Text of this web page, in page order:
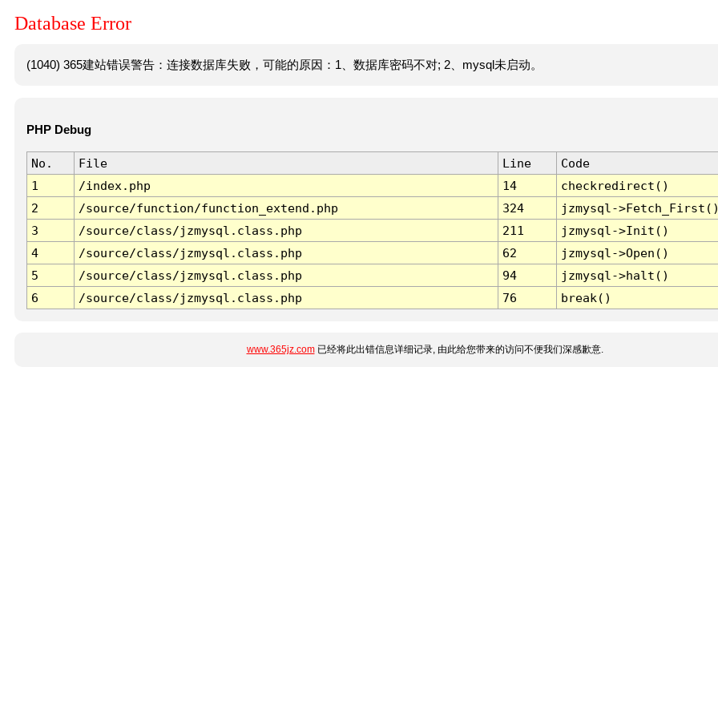
Database Error
(1040) 365建站错误警告：连接数据库失败，可能的原因：1、数据库密码不对; 2、mysql未启动。
PHP Debug
No. File Line
Code
1
/index.php 14
checkredirect()
2
/source/function/function_extend.php 324
jzmysql-
3
/source/class/jzmysql.class.php 211
jzmysql->Init()
4
/source/class/jzmysql.class.php 62
jzmysql->Open()
5
/source/class/jzmysql.class.php 94
jzmysql->halt()
6
/source/class/jzmysql.class.php 76 break()
www.365jz.com已经将此出错信息详细记录, 由此给您带来的访问不便我们深感歉意.